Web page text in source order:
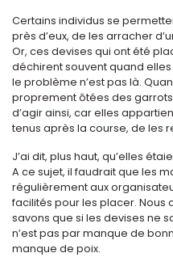
Certains individus se
près d’eux, de les arracher
Or, ces devises qui ont été
déchirent souvent quand
le problème n’est pas là.
proprement ôtées des
d’agir ainsi, car elles
tenus après la course, de les
J’ai dit, plus haut, qu’elles
A ce sujet, il faudrait que les
régulièrement aux
facilités pour les placer.
savons que si les devises ne
n’est pas par manque de
manque de poix.